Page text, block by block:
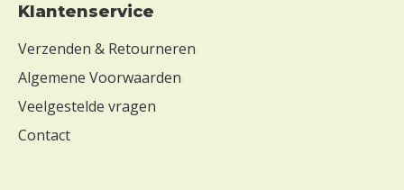
Klantenservice
Verzenden & Retourneren
Algemene Voorwaarden
Veelgestelde vragen
Contact